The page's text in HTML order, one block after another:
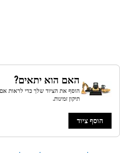
האם הוא יתאים?
הוסף את הציוד שלך כדי לראות אם
תיקון זמינות.
הוסף ציוד